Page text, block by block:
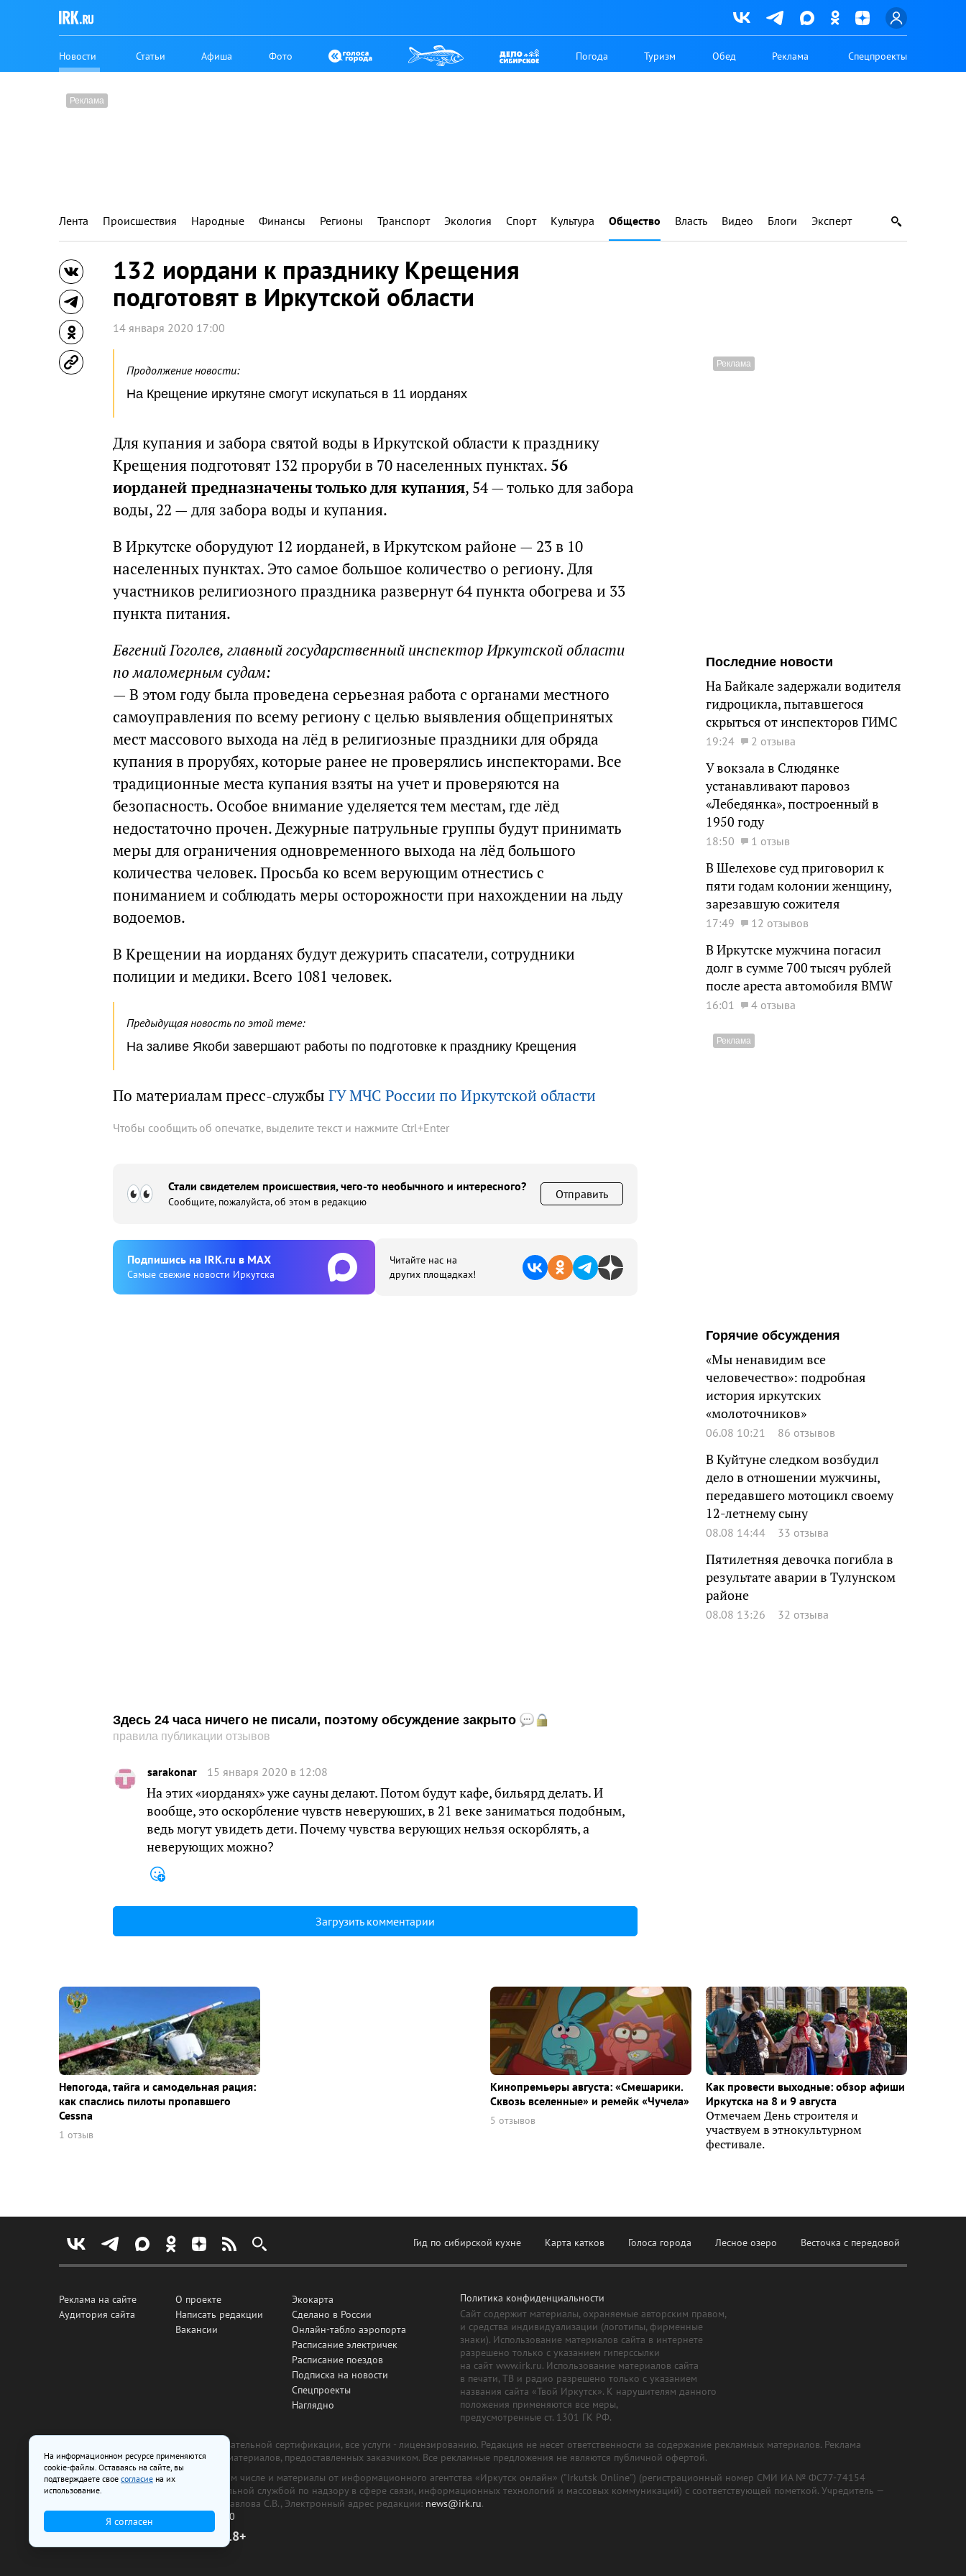
Новости Статьи Афиша Фото Погода Туризм Обед Реклама Спецпроекты
Лента Происшествия Народные Финансы Регионы Транспорт Экология Спорт Культура Общество Власть Видео Блоги Эксперт
132 иордани к празднику Крещения
подготовят в Иркутской области
14 января 2020 17:00
Продолжение новости:
На Крещение иркутяне смогут искупаться в 11 иорданях
Для купания и забора святой воды в Иркутской области к празднику
Крещения подготовят 132 проруби в 70 населенных пунктах. 56
иорданей предназначены только для купания, 54 — только для забора
воды, 22 — для забора воды и купания.
В Иркутске оборудуют 12 иорданей, в Иркутском районе — 23 в 10
населенных пунктах. Это самое большое количество о региону. Для
участников религиозного праздника развернут 64 пункта обогрева и 33
пункта питания.
Евгений Гоголев, главный государственный инспектор Иркутской области
по маломерным судам:
— В этом году была проведена серьезная работа с органами местного
самоуправления по всему региону с целью выявления общепринятых
мест массового выхода на лёд в религиозные праздники для обряда
купания в прорубях, которые ранее не проверялись инспекторами. Все
традиционные места купания взяты на учет и проверяются на
безопасность. Особое внимание уделяется тем местам, где лёд
недостаточно прочен. Дежурные патрульные группы будут принимать
меры для ограничения одновременного выхода на лёд большого
количества человек. Просьба ко всем верующим отнестись с
пониманием и соблюдать меры осторожности при нахождении на льду
водоемов.
В Крещении на иорданях будут дежурить спасатели, сотрудники
полиции и медики. Всего 1081 человек.
Предыдущая новость по этой теме:
На заливе Якоби завершают работы по подготовке к празднику Крещения
По материалам пресс-службы ГУ МЧС России по Иркутской области
Чтобы сообщить об опечатке, выделите текст и нажмите Ctrl+Enter
Стали свидетелем происшествия, чего-то необычного и интересного?
Сообщите, пожалуйста, об этом в редакцию
Отправить
Подпишиcь на IRK.ru в MAX
Cамые свежие новости Иркутска
Читайте нас на
других площадках!
Здесь 24 часа ничего не писали, поэтому обсуждение закрыто
правила публикации отзывов
sarakonar 15 января 2020 в 12:08
На этих «иорданях» уже сауны делают. Потом будут кафе, бильярд делать. И
вообще, это оскорбление чувств неверуюших, в 21 веке заниматься подобным,
ведь могут увидеть дети. Почему чувства верующих нельзя оскорблять, а
неверующих можно?
Загрузить комментарии
Последние новости
На Байкале задержали водителя
гидроцикла, пытавшегося
скрыться от инспекторов ГИМС
19:24 2 отзыва
У вокзала в Слюдянке
устанавливают паровоз
«Лебедянка», построенный в
1950 году
18:50 1 отзыв
В Шелехове суд приговорил к
пяти годам колонии женщину,
зарезавшую сожителя
17:49 12 отзывов
В Иркутске мужчина погасил
долг в сумме 700 тысяч рублей
после ареста автомобиля BMW
16:01 4 отзыва
Горячие обсуждения
«Мы ненавидим все
человечество»: подробная
история иркутских
«молоточников»
06.08 10:21 86 отзывов
В Куйтуне следком возбудил
дело в отношении мужчины,
передавшего мотоцикл своему
12-летнему сыну
08.08 14:44 33 отзыва
Пятилетняя девочка погибла в
результате аварии в Тулунском
районе
08.08 13:26 32 отзыва
Непогода, тайга и самодельная рация:
как спаслись пилоты пропавшего
Cessna
1 отзыв
Кинопремьеры августа: «Смешарики.
Сквозь вселенные» и ремейк «Чучела»
5 отзывов
Как провести выходные: обзор афиши
Иркутска на 8 и 9 августа
Отмечаем День строителя и
участвуем в этнокультурном
фестивале.
Гид по сибирской кухне Карта катков Голоса города Лесное озеро Весточка с передовой
Реклама на сайте
Аудитория сайта
О проекте
Написать редакции
Вакансии
Экокарта
Сделано в России
Онлайн-табло аэропорта
Расписание электричек
Расписание поездов
Подписка на новости
Спецпроекты
Наглядно
Политика конфиденциальности
Сайт содержит материалы, охраняемые авторским правом,
и средства индивидуализации (логотипы, фирменные
знаки). Использование материалов сайта в интернете
разрешено только с указанием гиперссылки
на сайт www.irk.ru. Использование материалов сайта
в печати, ТВ и радио разрешено только с указанием
названия сайта «Твой Иркутск». К нарушителям данного
положения применяются все меры,
предусмотренные ст. 1301 ГК РФ.
Все рекламные товары подлежат обязательной сертификации, все услуги - лицензированию. Редакция не несет ответственности за содержание рекламных материалов. Реклама
изготовлена и размещена на основе материалов, предоставленных заказчиком. Все рекламные предложения не являются публичной офертой.
На сайте www.irk.ru размещаются в том числе и материалы от информационного агентства «Иркутск онлайн» ("Irkutsk Online") (регистрационный номер СМИ ИА № ФС77-74154
от 29 октября 2018 г., выдан Федеральной службой по надзору в сфере связи, информационных технологий и массовых коммуникаций) с соответствующей пометкой. Учредитель —
ООО «Ирк.ру». Главный редактор — Павлова С.В., Электронный адрес редакции: news@irk.ru.
Телефон редакции:
+7 (3952) 48-88-50
18+
На информационном ресурсе применяются
cookie-файлы. Оставаясь на сайте, вы
подтверждаете свое согласие на их
использование.
Я согласен